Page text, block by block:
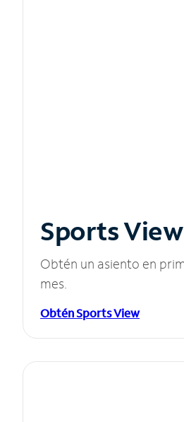
Sports View
Obtén un asiento en
mes.
Obtén Sports View